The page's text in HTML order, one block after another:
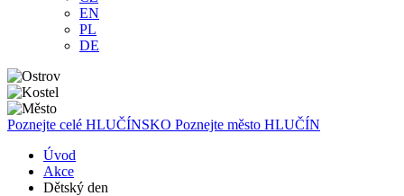
EN
PL
DE
Poznejte celé HLUČÍNSKO Poznejte město HLUČÍN
Úvod
Akce
Dětský den